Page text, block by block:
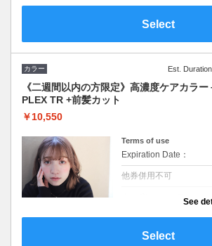
料金なし。水素を髪へ
髪内部に蓄積されてい
し水分量を上げ素髪の
Select
カラー Est.
《二週間以内の方限定》高濃度ケアカラー
PLEX TR +前髪カット
￥10,550
Terms of use
Expiration Date：
他券併用不可
間以内の方のみ。パー
先にして後日カラーに
13750円のコースを
See
Select